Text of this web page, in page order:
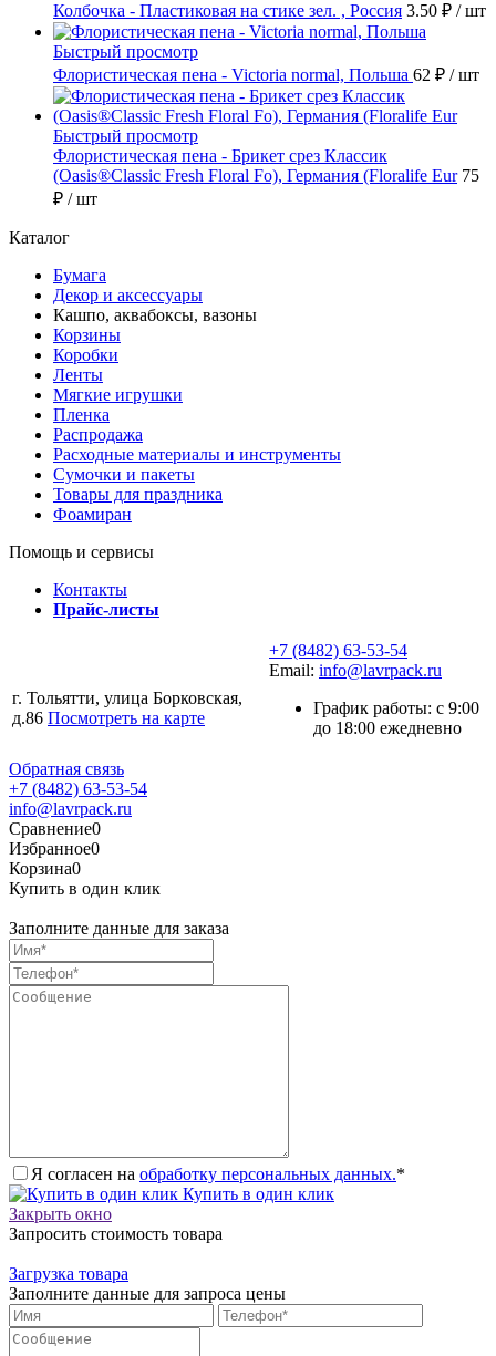
Колбочка - Пластиковая на стике зел. , Россия 3.50 ₽ / шт
Быстрый просмотр
Флористическая пена - Victoria normal, Польша 62 ₽ / шт
Быстрый просмотр
Флористическая пена - Брикет срез Классик
(Oasis®Classic Fresh Floral Fo), Германия (Floralife Eur 75
₽ / шт
Каталог
Бумага
Декор и аксессуары
Кашпо, аквабоксы, вазоны
Корзины
Коробки
Ленты
Мягкие игрушки
Пленка
Распродажа
Расходные материалы и инструменты
Сумочки и пакеты
Товары для праздника
Фоамиран
Помощь и сервисы
Контакты
Прайс-листы
г. Тольятти, улица Борковская,
д.86 Посмотреть на карте
+7 (8482) 63-53-54
Email: info@lavrpack.ru
График работы: с 9:00
до 18:00 ежедневно
Обратная связь
+7 (8482) 63-53-54
info@lavrpack.ru
Сравнение0
Избранное0
Корзина0
Купить в один клик
Заполните данные для заказа
Я согласен на обработку персональных данных.*
Купить в один клик
Закрыть окно
Запросить стоимость товара
Загрузка товара
Заполните данные для запроса цены